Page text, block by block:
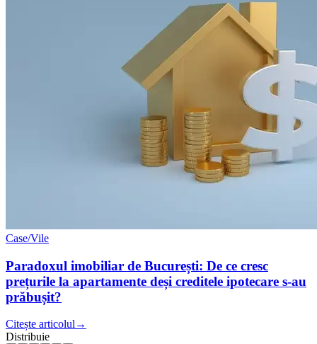
Case/Vile
Paradoxul imobiliar de București: De ce cresc
prețurile la apartamente deși creditele ipotecare s-au
prăbușit?
Citește articolul →
Distribuie